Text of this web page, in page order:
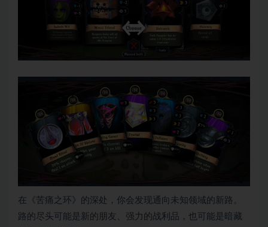
在《苦痛之环》的深处，你会发现通向未知领域的新路。
路的尽头可能是新的朋友、强力的战利品，也可能是暗藏